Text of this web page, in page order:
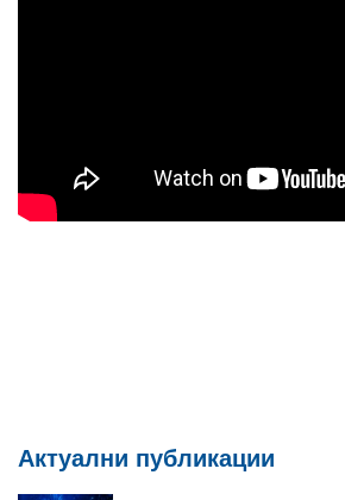
Актуални публикации